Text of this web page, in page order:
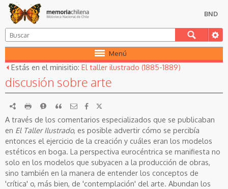
BND
Menú
Estás en el minisitio: El taller ilustrado (1885-1889)
discusión sobre arte
RDF imprimirReportarCitar
A través de los comentarios especializados que se publicaban
en El Taller Ilustrado, es posible advertir cómo se percibía
entonces el ejercicio de la creación y cuáles eran los modelos
estéticos en boga. La perspectiva eurocéntrica se manifiesta no
solo en los modelos que subyacen a la producción de obras,
sino también en la manera de entender los conceptos de
'crítica' o, más bien, de 'contemplación' del arte. Abundan los